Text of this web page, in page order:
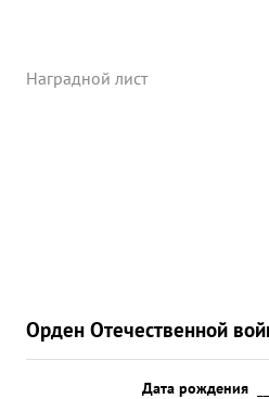
Наградной лист
Орден Отечественной
Дата рождения